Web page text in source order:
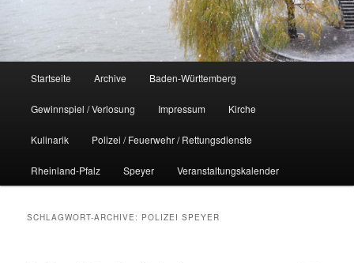
Startseite Archive Baden-Württemberg
Gewinnspiel / Verlosung Impressum Kirche
Kulinarik Polizei / Feuerwehr / Rettungsdienste
Rheinland-Pfalz Speyer Veranstaltungskalender
SCHLAGWORT-ARCHIVE: POLIZEI SPEYER